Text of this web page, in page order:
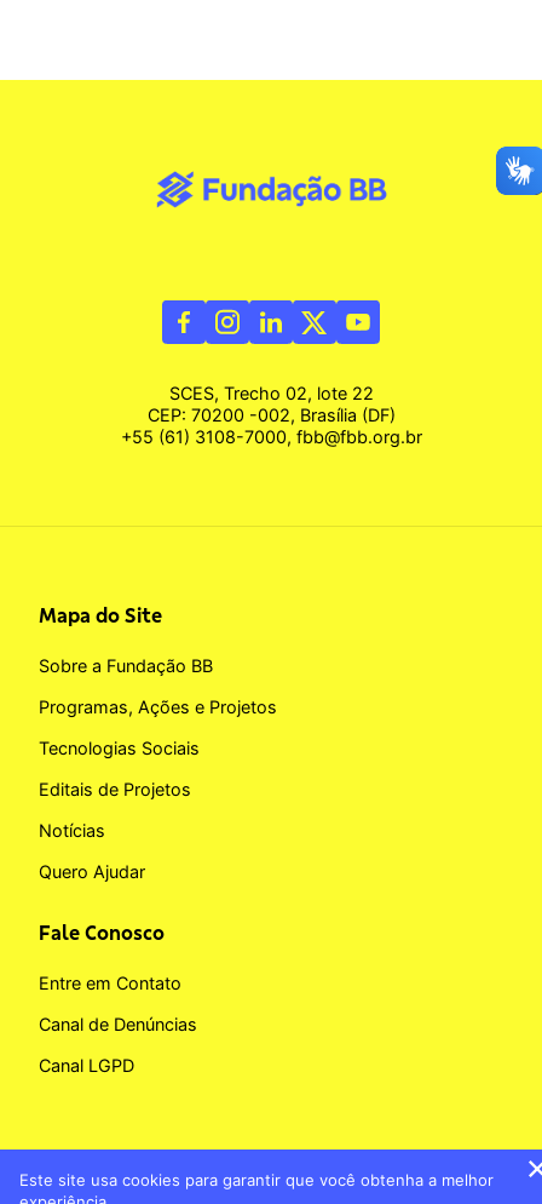
SCES, Trecho 02, lote 22
CEP: 70200 -002, Brasília (DF)
+55 (61) 3108-7000, fbb@fbb.org.br
Mapa do Site
Sobre a Fundação BB
Programas, Ações e Projetos
Tecnologias Sociais
Editais de Projetos
Notícias
Quero Ajudar
Fale Conosco
Entre em Contato
Canal de Denúncias
Canal LGPD
Este site usa cookies para garantir que você obtenha a melhor